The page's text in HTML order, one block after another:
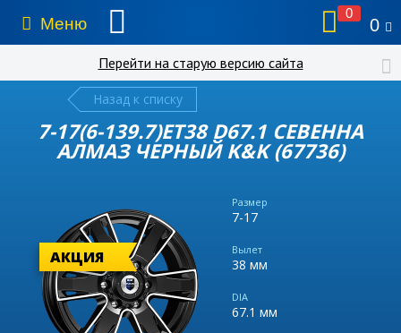
Меню
0
0
Перейти на старую версию сайта
Назад к списку
7-17(6-139.7)ET38 D67.1 СЕВЕННА
АЛМАЗ ЧЕРНЫЙ K&K (67736)
Размер
7-17
Вылет
38 мм
DIA
67.1 мм
АКЦИЯ